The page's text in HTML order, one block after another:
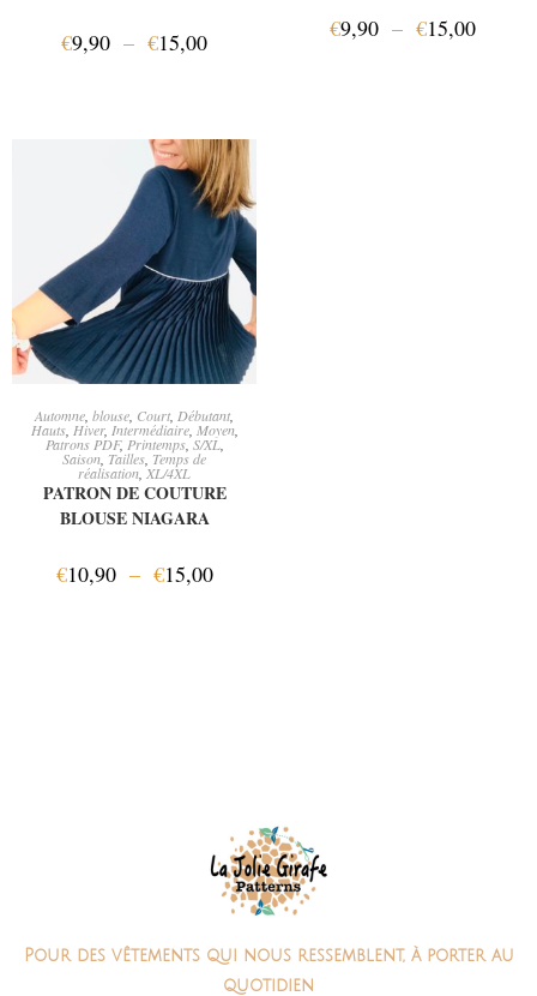
€9,90 – €15,00 €9,90 – €15,00
CHOIX DES OPTIONS
Automne blouse Court Débutant
Hauts, Hiver, Intermédiaire, Moyen,
Patrons PDF, Printemps,S/XL,
Saison Tailles Temps de
réalisation ,XL/4XL
PATRON DE COUTURE
BLOUSE NIAGARA
€10,90 – €15,00
Pour des vêtements qui nous ressemblent, à porter au
quotidien